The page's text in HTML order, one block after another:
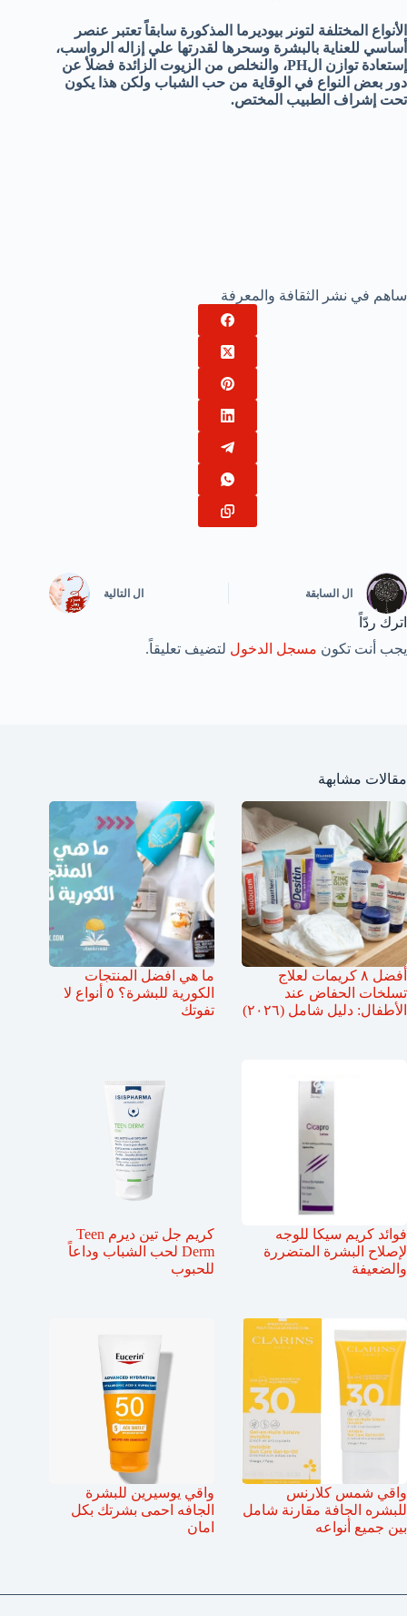
الأنواع المختلفة لتونر بيوديرما المذكورة سابقاً تعتبر عنصر
أساسي للعناية بالبشرة وسحرها لقدرتها علي إزاله الرواسب،
إستعادة توازن الPH، والنخلص من الزيوت الزائدة فضلأ عن
دور بعض النواع في الوقاية من حب الشباب ولكن هذا يكون
تحت إشراف الطبيب المختص.
ساهم في نشر الثقافة والمعرفة
ال السابقة ال التالية
اترك ردّاً
يجب أنت تكون مسجل الدخول لتضيف تعليقاً.
مقالات مشابهة
أفضل ٨ كريمات لعلاج
تسلخات الحفاض عند
الأطفال: دليل شامل (٢٠٢٦)
ما هي افضل المنتجات
الكورية للبشرة؟ ٥ أنواع لا
تفوتك
فوائد كريم سيكا للوجه
لإصلاح البشرة المتضررة
والضعيفة
كريم جل تين ديرم Teen
Derm لحب الشباب وداعاً
للحبوب
واقي شمس كلارنس
للبشره الجافة مقارنة شامل
بين جميع أنواعه
واقي يوسيرين للبشرة
الجافه احمى بشرتك بكل
امان